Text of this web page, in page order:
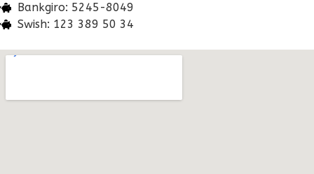
Bankgiro: 5245-8049
Swish: 123 389 50 34